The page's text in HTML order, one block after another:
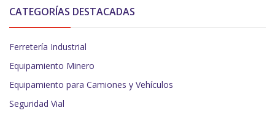
CATEGORÍAS DESTACADAS
Ferretería Industrial
Equipamiento Minero
Equipamiento para Camiones y Vehículos
Seguridad Vial